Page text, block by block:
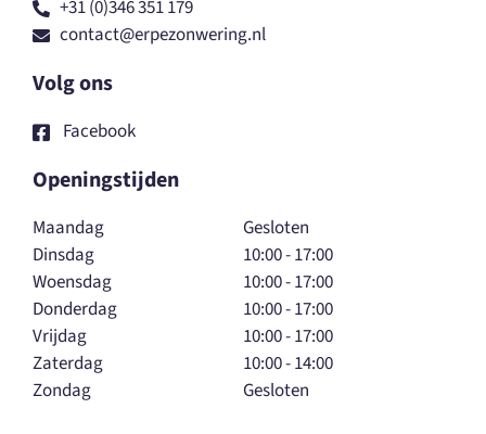
+31 (0)346 351 179
contact@erpezonwering.nl
Volg ons
Facebook
Openingstijden
Maandag
Dinsdag
Woensdag
Donderdag
Vrijdag
Zaterdag
Zondag
Gesloten
10:00 - 17:00
10:00 - 17:00
10:00 - 17:00
10:00 - 17:00
10:00 - 14:00
Gesloten